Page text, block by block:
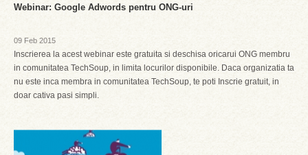
Webinar: Google Adwords pentru ONG-uri
09 Feb 2015
Inscrierea la acest webinar este gratuita si deschisa oricarui ONG membru
in comunitatea TechSoup, in limita locurilor disponibile. Daca organizatia ta
nu este inca membra in comunitatea TechSoup, te poti Inscrie gratuit, in
doar cativa pasi simpli.